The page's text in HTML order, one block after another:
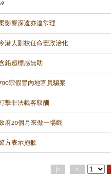
影響深遠亦違常理
港大副校任命變政治化
鉛超標感無助
宗假冒內地官員騙案
擊非法載客取酬
府20個月來做一場戲
方表示抱歉
|< <